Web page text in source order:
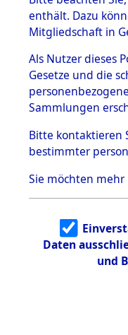
1.
mente
5. Verschiedenes
5.3
Todesmärsche
5.3.1
zu
Todesmärsch
en
5.3.2
Identifizierun
g
5.3.3
enthält. Dazu
Mitgliedschaft in
Als Nutzer dieses
Gesetze und die
Sammlungen
Bitte kontaktieren
bestimmter
Sie möchten
Daten
und